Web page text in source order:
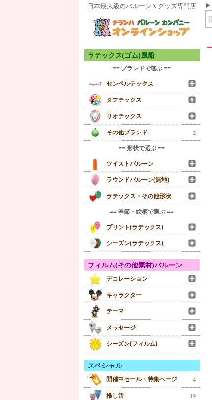
日本最大級のバルーン＆グッズ専門店
ラテックス(ゴム)風船
== ブランドで選ぶ ==
センペルテックス
タフテックス
リオテックス
その他ブランド
2
== 形状で選ぶ ==
ツイストバルーン
ラウンドバルーン(無地)
ラテックス・その他形状
== 季節・絵柄で選ぶ ==
プリント(ラテックス)
シーズン(ラテックス)
フィルム(その他素材)バルーン
デコレーション
キャラクター
テーマ
メッセージ
シーズン(フィルム)
スペシャル
開催中セール・特集ページ 4
推し活 19